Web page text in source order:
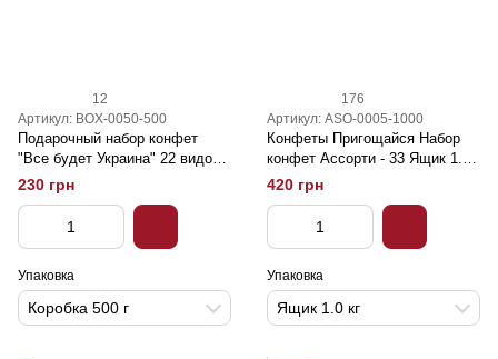
12
Артикул: BOX-0050-500
Подарочный набор конфет
"Все будет Украина" 22 видов
– 500 г
230 грн
Упаковка
Коробка 500 г
176
Артикул: ASO-0005-1000
Конфеты Пригощайся Набор
конфет Ассорти - 33 Ящик 1.0
кг
420 грн
Упаковка
Ящик 1.0 кг